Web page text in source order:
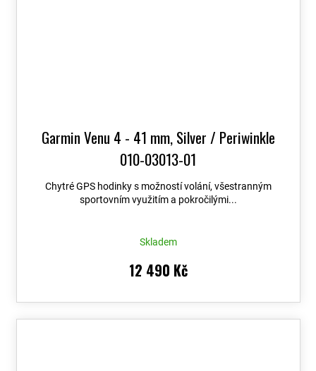
Garmin Venu 4 - 41 mm, Silver / Periwinkle
010-03013-01
Chytré GPS hodinky s možností volání, všestranným
sportovním využitím a pokročilými...
Skladem
12 490 Kč